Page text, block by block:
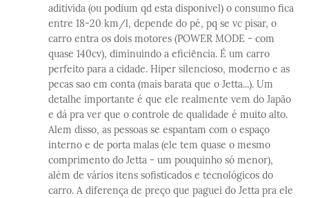
aditivida (ou podium qd esta disponivel) o consumo fica
entre 18-20 km/l, depende do pé, pq se vc pisar, o
carro entra os dois motores (POWER MODE - com
quase 140cv), diminuindo a eficiência. É um carro
perfeito para a cidade. Hiper silencioso, moderno e as
pecas sao em conta (mais barata que o Jetta...). Um
detalhe importante é que ele realmente vem do Japão
e dá pra ver que o controle de qualidade é muito alto.
Alem disso, as pessoas se espantam com o espaço
interno e de porta malas (ele tem quase o mesmo
comprimento do Jetta - um pouquinho só menor),
além de vários itens sofisticados e tecnológicos do
carro. A diferença de preço que paguei do Jetta pra ele